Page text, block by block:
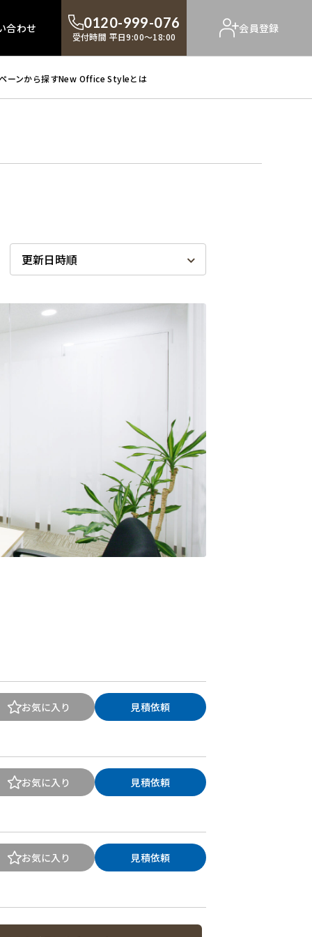
合わせ 0120-999-076
受付時間 平日9:00～18:00
会員登録
ーンから探すNew Office Styleとは
お気に入り 見積依頼
お気に入り 見積依頼
お気に入り 見積依頼